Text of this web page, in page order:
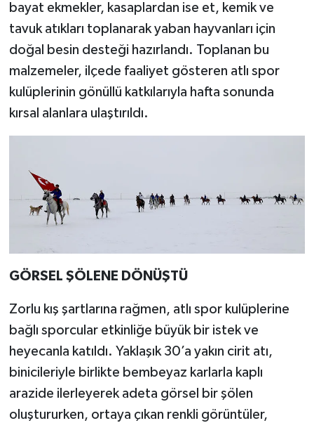
bayat ekmekler, kasaplardan ise et, kemik ve
tavuk atıkları toplanarak yaban hayvanları için
doğal besin desteği hazırlandı. Toplanan bu
malzemeler, ilçede faaliyet gösteren atlı spor
kulüplerinin gönüllü katkılarıyla hafta sonunda
kırsal alanlara ulaştırıldı.
GÖRSEL ŞÖLENE DÖNÜŞTÜ
Zorlu kış şartlarına rağmen, atlı spor kulüplerine
bağlı sporcular etkinliğe büyük bir istek ve
heyecanla katıldı. Yaklaşık 30’a yakın cirit atı,
binicileriyle birlikte bembeyaz karlarla kaplı
arazide ilerleyerek adeta görsel bir şölen
oluştururken, ortaya çıkan renkli görüntüler,